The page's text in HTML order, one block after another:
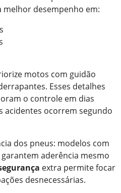
desempenho em:
motos com guidão
Esses detalhes
o controle em dias
acidentes ocorrem segundo
dos pneus: modelos com
aderência mesmo
extra permite focar
desnecessárias.